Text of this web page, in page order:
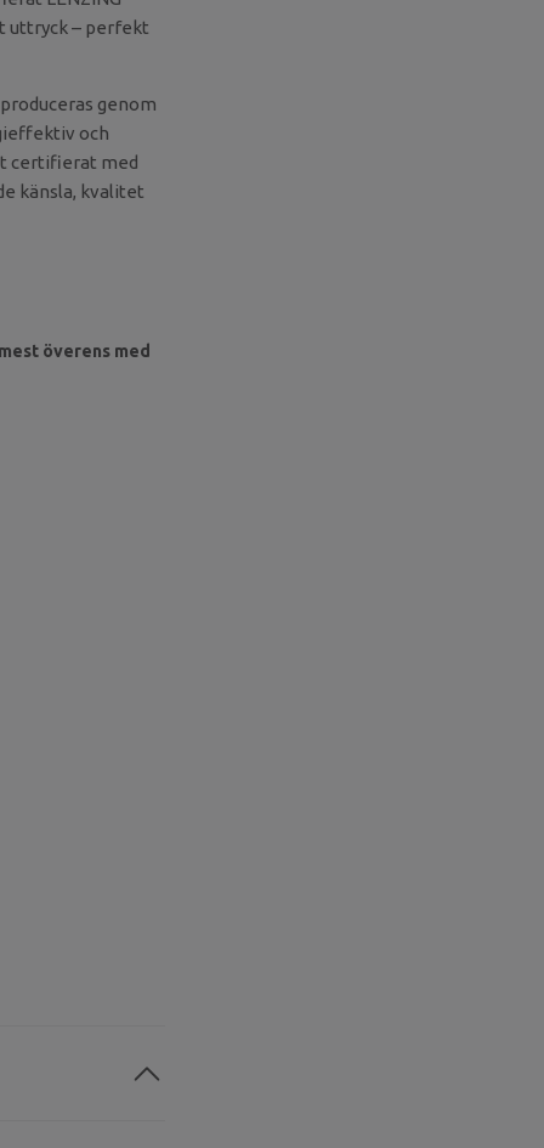
uttryck – perfekt
genom
och
certifierat med
känsla, kvalitet
överens med